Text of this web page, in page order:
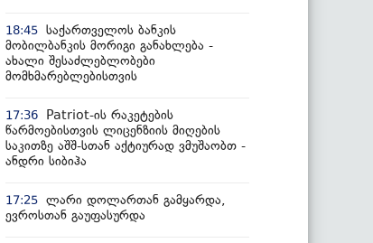
18:45 საქართველოს ბანკის
მობილბანკის მორიგი განახლება -
ახალი შესაძლებლობები
მომხმარებლებისთვის
17:36
Patriot-ის რაკეტების
წარმოებისთვის ლიცენზიის მიღების
საკითზე აშშ-სთან აქტიურად ვმუშაობთ -
ანდრი სიბიჰა
17:25 ლარი დოლართან გამყარდა,
ევროსთან გაუფასურდა